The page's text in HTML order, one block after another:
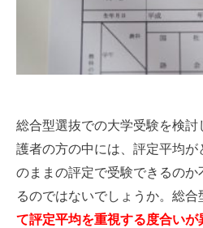
総合型選抜での大学受験を検
護者の方の中には、評定平均が
のままの評定で受験できるの
るのではないでしょうか。総合
て評定平均を重視する度合いが